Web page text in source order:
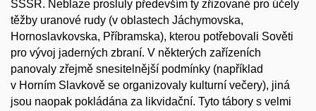
SSSR. Neblaze prosluly především ty zřizované pro účely
těžby uranové rudy (v oblastech Jáchymovska,
Hornoslavkovska, Příbramska), kterou potřebovali Sověti
pro vývoj jaderných zbraní. V některých zařízeních
panovaly zřejmě snesitelnější podmínky (například
v Horním Slavkově se organizovaly kulturní večery), jiná
jsou naopak pokládána za likvidační. Tyto tábory s velmi